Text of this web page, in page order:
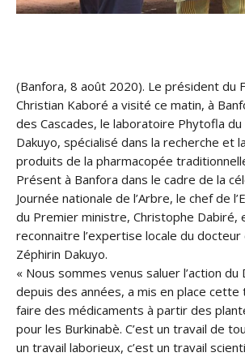
(Banfora, 8 août 2020). Le président du
Christian Kaboré a visité ce matin, à
des Cascades, le laboratoire Phytofla du
Dakuyo, spécialisé dans la recherche et
produits de la pharmacopée
Présent à Banfora dans le cadre de la
Journée nationale de l’Arbre, le chef de
du Premier ministre, Christophe Dabiré,
reconnaitre l’expertise locale du docteur
Zéphirin Dakuyo.
« Nous sommes venus saluer l’action du
depuis des années, a mis en place cette
faire des médicaments à partir des
pour les Burkinabè. C’est un travail de
un travail laborieux, c’est un travail